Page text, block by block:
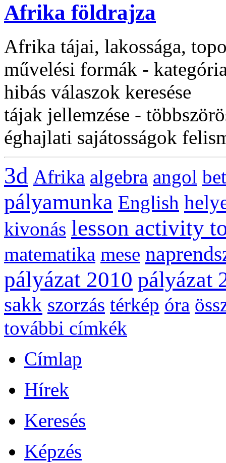
Afrika földrajza
Afrika tájai, lakossága,
művelési formák -
hibás válaszok keresése
tájak jellemzése -
éghajlati sajátosságok
3d Afrika algebra angol
pályamunka English
kivonás lesson activity
matematika mese
pályázat 2010 pályázat
sakk szorzás térkép óra
további címkék
Címlap
Hírek
Keresés
Képzés